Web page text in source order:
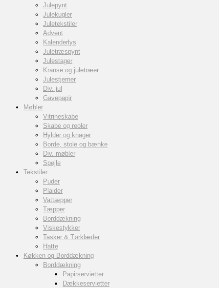
Julepynt
Julekugler
Juletekstiler
Advent
Kalenderlys
Juletræspynt
Julestager
Kranse og juletræer
Julestjerner
Div. jul
Gavepapir
Møbler
Vitrineskabe
Skabe og reoler
Hylder og knager
Borde, stole og bænke
Div. møbler
Spejle
Tekstiler
Puder
Plaider
Vattæpper
Tæpper
Borddækning
Viskestykker
Tasker & Tørklæder
Hatte
Køkken og Borddækning
Borddækning
Papirservietter
Dækkeservietter